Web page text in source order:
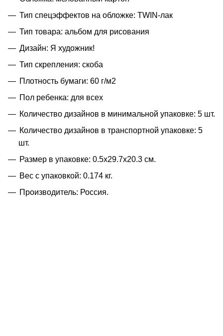
Тип спецэффектов на обложке: TWIN-лак
Тип товара: альбом для рисования
Дизайн: Я художник!
Тип скрепления: скоба
Плотность бумаги: 60 г/м2
Пол ребенка: для всех
Количество дизайнов в минимальной упаковке: 5 шт.
Количество дизайнов в транспортной упаковке: 5
шт.
Размер в упаковке: 0.5x29.7x20.3 см.
Вес с упаковкой: 0.174 кг.
Производитель: Россия.